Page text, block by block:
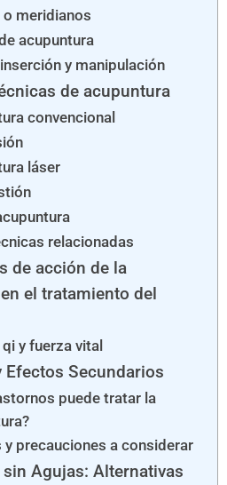
o meridianos
acupuntura
y manipulación
de acupuntura
convencional
láser
relacionadas
de acción de la
el tratamiento del
y fuerza vital
Efectos Secundarios
puede tratar la
y precauciones a considerar
Agujas: Alternativas